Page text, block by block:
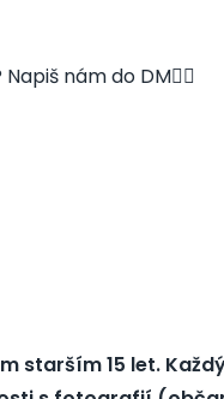
nám do DM👇🏻
starším 15 let.